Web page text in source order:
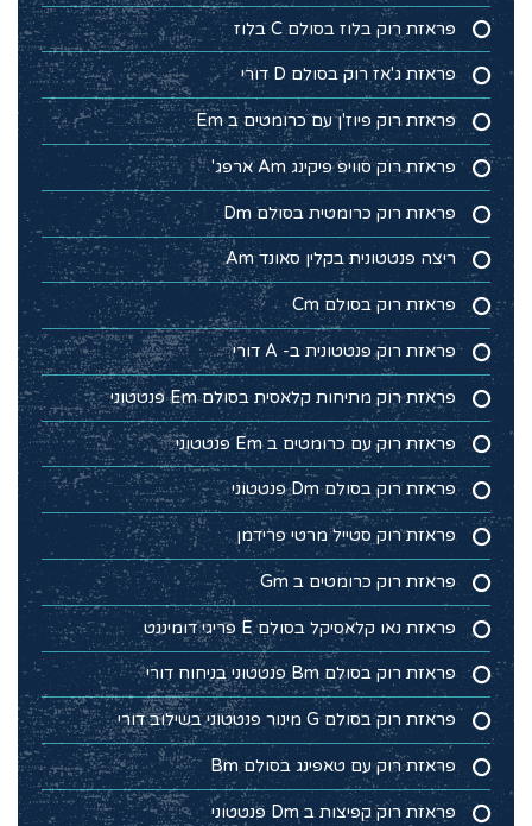
פראזת רוק בלוז בסולם C בלוז
פראזת ג'אז רוק בסולם D דורי
פראזת רוק פיוז'ן עם כרומטים ב Em
פראזת רוק סוויפ פיקינג Am ארפג'
פראזת רוק כרומטית בסולם Dm
ריצה פנטטונית בקלין סאונד Am
פראזת רוק בסולם Cm
פראזת רוק פנטטונית ב- A דורי
פראזת רוק מתיחות קלאסית בסולם Em פנטטוני
פראזת רוק עם כרומטים ב Em פנטטוני
פראזת רוק בסולם Dm פנטטוני
פראזת רוק סטייל מרטי פרידמן
פראזת רוק כרומטים ב Gm
פראזת נאו קלאסיקל בסולם E פריגי דומיננט
פראזת רוק בסולם Bm פנטטוני בניחוח דורי
פראזת רוק בסולם G מינור פנטטוני בשילוב דורי
פראזת רוק עם טאפינג בסולם Bm
פראזת רוק קפיצות ב Dm פנטטוני